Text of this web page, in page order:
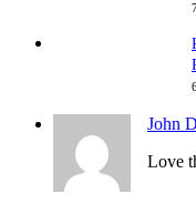
John
Love